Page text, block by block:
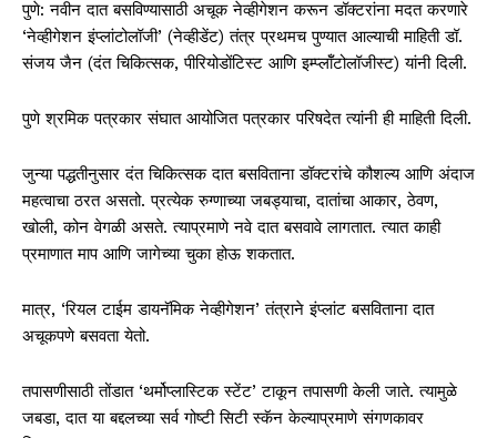
पुणे: नवीन दात बसविण्यासाठी अचूक नेव्हीगेशन करून डॉक्टरांना मदत करणारे
‘नेव्हीगेशन इंप्लांटोलॉजी’ (नेव्हीडेंट) तंत्र प्रथमच पुण्यात आल्याची माहिती डॉ.
संजय जैन (दंत चिकित्सक, पीरियोडोंटिस्ट आणि इम्प्लॉँटोलॉजीस्ट) यांनी दिली.
पुणे श्रमिक पत्रकार संघात आयोजित पत्रकार परिषदेत त्यांनी ही माहिती दिली.
जुन्या पद्धतीनुसार दंत चिकित्सक दात बसविताना डॉक्टरांचे कौशल्य आणि अंदाज
महत्वाचा ठरत असतो. प्रत्येक रुग्णाच्या जबड्याचा, दातांचा आकार, ठेवण,
खोली, कोन वेगळी असते. त्याप्रमाणे नवे दात बसवावे लागतात. त्यात काही
प्रमाणात माप आणि जागेच्या चुका होऊ शकतात.
मात्र, ‘रियल टाईम डायनॅमिक नेव्हीगेशन’ तंत्राने इंप्लांट बसविताना दात
अचूकपणे बसवता येतो.
तपासणीसाठी तोंडात ‘थर्मोप्लास्टिक स्टेंट’ टाकून तपासणी केली जाते. त्यामुळे
जबडा, दात या बद्दलच्या सर्व गोष्टी सिटी स्कॅन केल्याप्रमाणे संगणकावर